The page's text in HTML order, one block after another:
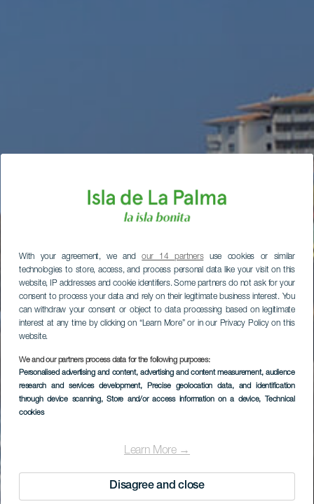
With your agreement, we andour 14 partnersuse cookies or similar
technologies to store, access, and process personal data like your visit on this
website, IP addresses and cookie identifiers. Some partners do not ask for your
consent to process your data and rely on their legitimate business interest. You
can withdraw your consent or object to data processing based on legitimate
interest at any time by clicking on “Learn More” or in our Privacy Policy on this
website.
We and our partners process data for the following purposes:
Personalised advertising and content, advertising and content measurement, audience
research and services development, Precise geolocation data, and identification
through device scanning, Store and/or access information on a device, Technical
cookies
Learn More →
Disagree and close